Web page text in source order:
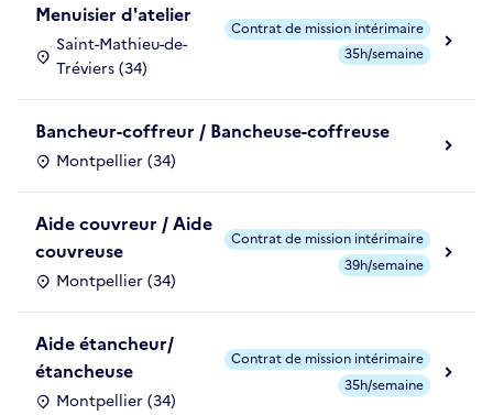
Menuisier d'atelier
Saint-Mathieu-de-
Tréviers (34)
Contrat de mission intérimaire
35h/semaine
Bancheur-coffreur / Bancheuse-coffreuse
Montpellier (34)
Aide couvreur / Aide
couvreuse
Montpellier (34)
Contrat de mission intérimaire
39h/semaine
Aide étancheur/
étancheuse
Montpellier (34)
Contrat de mission intérimaire
35h/semaine